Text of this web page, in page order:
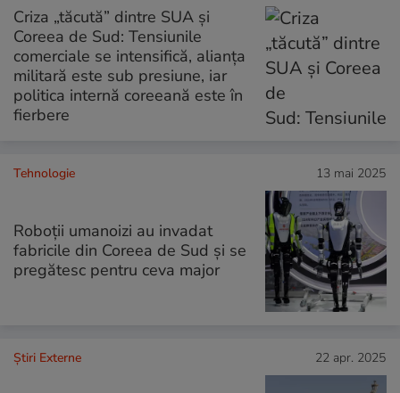
Criza „tăcută” dintre SUA și
Coreea de Sud: Tensiunile
comerciale se intensifică, alianța
militară este sub presiune, iar
politica internă coreeană este în
fierbere
Tehnologie 13 mai 2025
Roboții umanoizi au invadat
fabricile din Coreea de Sud și se
pregătesc pentru ceva major
Știri Externe 22 apr. 2025